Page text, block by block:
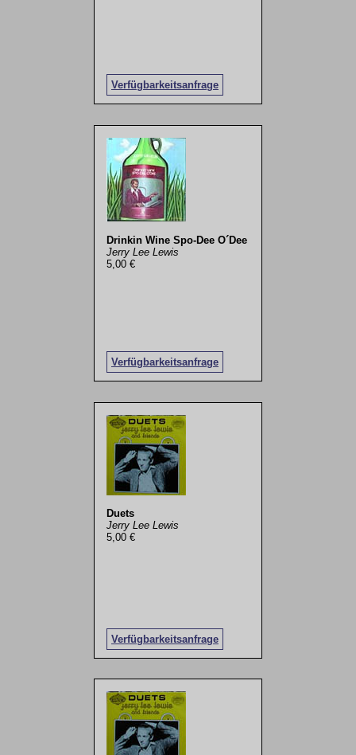
Verfügbarkeitsanfrage
Drinkin Wine Spo-Dee O´Dee
Jerry Lee Lewis
5,00 €
Verfügbarkeitsanfrage
Duets
Jerry Lee Lewis
5,00 €
Verfügbarkeitsanfrage